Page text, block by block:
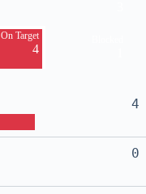
On Target
4
4
0